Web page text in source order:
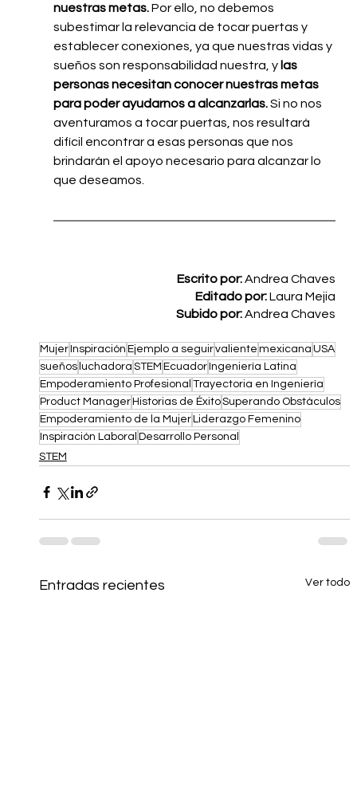
nuestras metas. Por ello, no debemos
subestimar la relevancia de tocar puertas y
establecer conexiones, ya que nuestras vidas y
sueños son responsabilidad nuestra, y las
personas necesitan conocer nuestras metas
para poder ayudarnos a alcanzarlas. Si no nos
aventuramos a tocar puertas, nos resultará
difícil encontrar a esas personas que nos
brindarán el apoyo necesario para alcanzar lo
que deseamos.
Escrito por: Andrea Chaves
Editado por: Laura Mejia
Subido por: Andrea Chaves
MujerInspiración Ejemplo a seguirvaliente mexicana USA
sueños luchadora STEM EcuadorIngeniería Latina
Empoderamiento Profesional Trayectoria en Ingeniería
Product ManagerHistorias de ÉxitoSuperando Obstáculos
Empoderamiento de la MujerLiderazgo Femenino
Inspiración Laboral Desarrollo Personal
STEM
Entradas recientes Ver todo